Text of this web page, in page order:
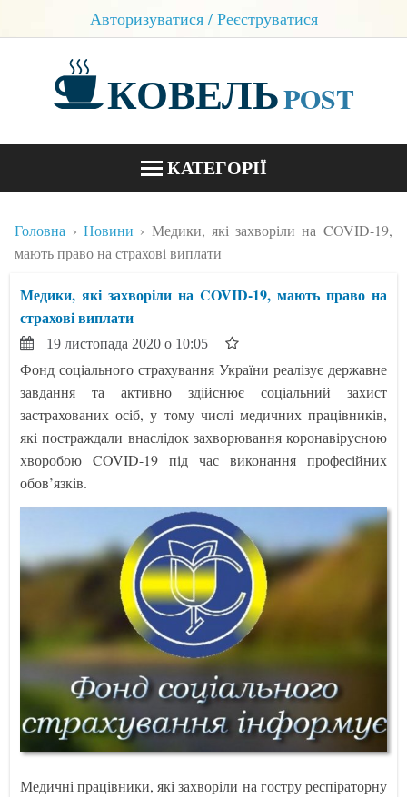
Авторизуватися / Реєструватися
КОВЕЛЬPOST
КАТЕГОРІЇ
БЛОГИ
КОНТАКТИ
Головна Новини
Медики, які захворіли на COVID-19,
мають право на страхові виплати
Медики, які захворіли на COVID-19, мають право на
страхові виплати
19 листопада 2020 о 10:05
Фонд соціального страхування України реалізує державне
завдання та активно здійснює соціальний захист
застрахованих осіб, у тому числі медичних працівників,
які постраждали внаслідок захворювання коронавірусною
хворобою COVID-19 під час виконання професійних
обов’язків.
Медичні працівники, які захворіли на гостру респіраторну